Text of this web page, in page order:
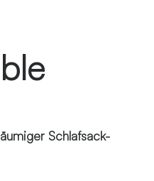
Schlafsack-